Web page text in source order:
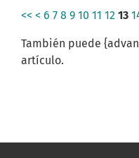
<< < 6 7 8 9 10 11 12 13
También puede
artículo.